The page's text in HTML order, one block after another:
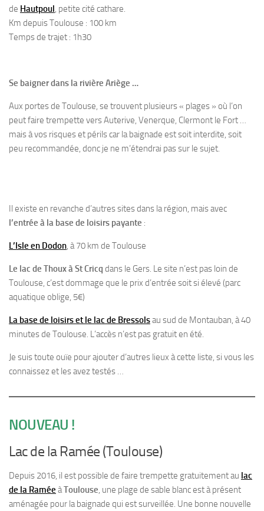
de Hautpoul, petite cité cathare.
Km depuis Toulouse : 100 km
Temps de trajet : 1h30
Se baigner dans la rivière Ariège …
Aux portes de Toulouse, se trouvent plusieurs « plages » où l’on
peut faire trempette vers Auterive, Venerque, Clermont le Fort …
mais à vos risques et périls car la baignade est soit interdite, soit
peu recommandée, donc je ne m’étendrai pas sur le sujet.
Il existe en revanche d’autres sites dans la région, mais avec
l’entrée à la base de loisirs payante :
L’Isle en Dodon, à 70 km de Toulouse
Le lac de Thoux à St Cricq dans le Gers. Le site n’est pas loin de
Toulouse, c’est dommage que le prix d’entrée soit si élevé (parc
aquatique oblige, 5€)
La base de loisirs et le lac de Bressolsau sud de Montauban, à 40
minutes de Toulouse. L’accès n’est pas gratuit en été.
Je suis toute ouïe pour ajouter d’autres lieux à cette liste, si vous les
connaissez et les avez testés …
NOUVEAU !
Lac de la Ramée (Toulouse)
Depuis 2016, il est possible de faire trempette gratuitement au lac
de la Ramée àToulouse, une plage de sable blanc est à présent
aménagée pour la baignade qui est surveillée. Une bonne nouvelle